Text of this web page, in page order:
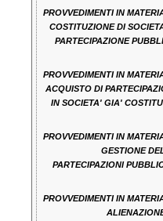
PROVVEDIMENTI IN
COSTITUZIONE DI
PARTECIPAZIONE
PROVVEDIMENTI IN
ACQUISTO DI
IN SOCIETA' GIA'
PROVVEDIMENTI IN
GESTIONE
PARTECIPAZIONI
PROVVEDIMENTI IN